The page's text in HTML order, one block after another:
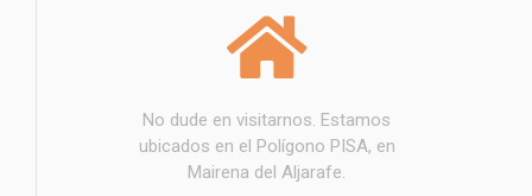
No dude en visitarnos. Estamos
ubicados en el Polígono PISA, en
Mairena del Aljarafe.